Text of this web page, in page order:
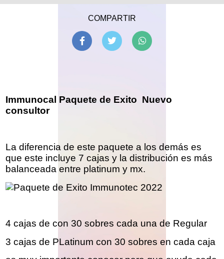
COMPARTIR
Immunocal Paquete de Exito Nuevo
consultor
La diferencia de este paquete a los demás es
que este incluye 7 cajas y la distribución es más
balanceada entre platinum y mx.
4 cajas de con 30 sobres cada una de Regular
3 cajas de PLatinum con 30 sobres en cada caja